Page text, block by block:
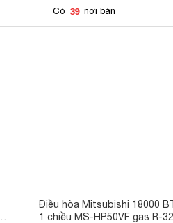
Có 39 nơi bán
Điều hòa Mitsubishi 18000
1 chiều MS-HP50VF gas R-32